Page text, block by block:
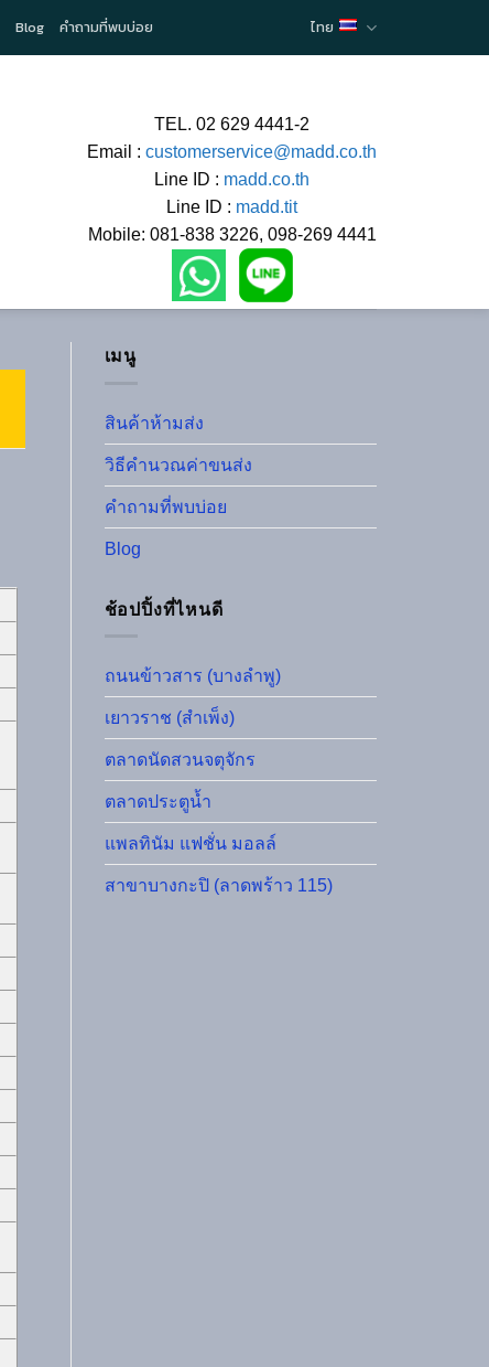
Blog คำถามที่พบบ่อย ไทย
TEL. 02 629 4441-2
Email : customerservice@madd.co.th
Line ID : madd.co.th
Line ID : madd.tit
Mobile: 081-838 3226, 098-269 4441
เมนู
สินค้าห้ามส่ง
วิธีคำนวณค่าขนส่ง
คำถามที่พบบ่อย
Blog
ช้อปปิ้งที่ไหนดี
ถนนข้าวสาร (บางลำพู)
เยาวราช (สำเพ็ง)
ตลาดนัดสวนจตุจักร
ตลาดประตูน้ำ
แพลทินัม แฟชั่น มอลล์
สาขาบางกะปิ (ลาดพร้าว 115)